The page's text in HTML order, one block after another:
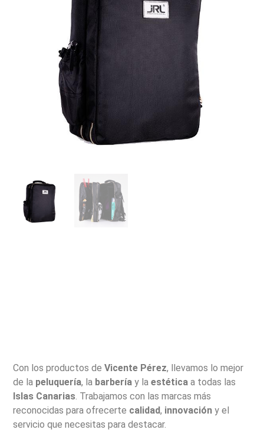
Con los productos deVicente Pérez, llevamos lo mejor
de la peluquería, la barbería y laestética a todas las
Islas Canarias . Trabajamos con las marcas más
reconocidas para ofrecerte calidad, innovación y el
servicio que necesitas para destacar.